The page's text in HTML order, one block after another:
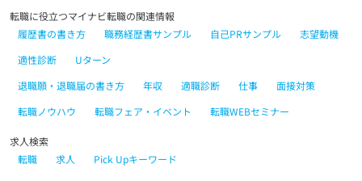
転職に役立つマイナビ転職の関連情報
履歴書の書き方
職務経歴書サンプル 自己PRサンプル
志望動機
適性診断
Uターン
退職願・退職届の書き方
年収 適職診断 仕事
面接対策
転職ノウハウ
転職フェア・イベント 転職WEBセミナー
求人検索
転職
求人 Pick Upキーワード